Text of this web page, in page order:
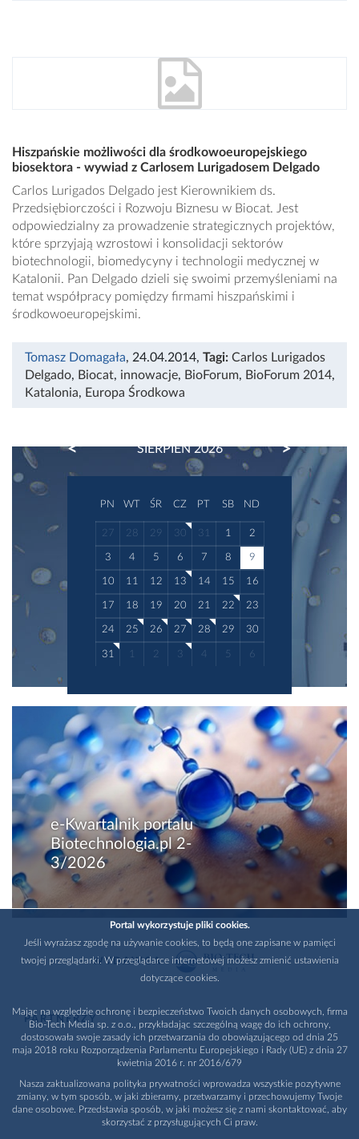
Hiszpańskie możliwości dla środkowoeuropejskiego
biosektora - wywiad z Carlosem Lurigadosem Delgado
Carlos Lurigados Delgado jest Kierownikiem ds.
Przedsiębiorczości i Rozwoju Biznesu w Biocat. Jest
odpowiedzialny za prowadzenie strategicznych projektów,
które sprzyjają wzrostowi i konsolidacji sektorów
biotechnologii, biomedycyny i technologii medycznej w
Katalonii. Pan Delgado dzieli się swoimi przemyśleniami na
temat współpracy pomiędzy firmami hiszpańskimi i
środkowoeuropejskimi.
Tomasz Domagała, 24.04.2014, Tagi: Carlos Lurigados
Delgado, Biocat, innowacje, BioForum, BioForum 2014,
Katalonia, Europa Środkowa
SIERPIEŃ 2026
PREVIOUS NEXT
PN WT ŚR CZ PT SB ND
27 28 29 30 31 1 2
3 4 5 6 7 8 9
10 11 12 13 14 15 16
17 18 19 20 21 22 23
24 25 26 27 28 29 30
31 1 2 3 4 5 6
e-Kwartalnik portalu
Biotechnologia.pl 2-
3/2026
WYDAWCA
PARTNERZY
Portal wykorzystuje pliki cookies.
Jeśli wyrażasz zgodę na używanie cookies, to będą one zapisane w pamięci
twojej przeglądarki. W przeglądarce internetowej możesz zmienić ustawienia
dotyczące cookies.
Mając na względzie ochronę i bezpieczeństwo Twoich danych osobowych, firma
Bio-Tech Media sp. z o.o., przykładając szczególną wagę do ich ochrony,
dostosowała swoje zasady ich przetwarzania do obowiązującego od dnia 25
maja 2018 roku Rozporządzenia Parlamentu Europejskiego i Rady (UE) z dnia 27
kwietnia 2016 r. nr 2016/679
Nasza zaktualizowana polityka prywatności wprowadza wszystkie pozytywne
zmiany, w tym sposób, w jaki zbieramy, przetwarzamy i przechowujemy Twoje
dane osobowe. Przedstawia sposób, w jaki możesz się z nami skontaktować, aby
skorzystać z przysługujących Ci praw.